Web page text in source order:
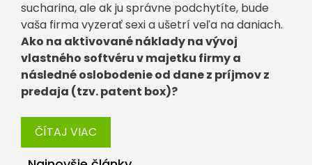
sucharina, ale ak ju správne podchytíte, bude
vaša firma vyzerať sexi a ušetrí veľa na daniach.
Ako na aktivované náklady na vývoj
vlastného softvéru v majetku firmy a
následné oslobodenie od dane z príjmov z
predaja (tzv. patent box)?
ČÍTAJ VIAC